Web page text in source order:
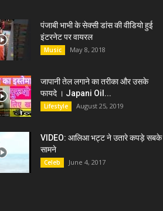
पंजाबी भाभी के सेक्सी डांस की वीडियो हुई
इंटरनेट पर वायरल
Music May 8, 2018
जापानी तेल लगाने का तरीका और उसके
फायदे । Japani Oil...
Lifestyle August 25, 2019
VIDEO: आलिआ भट्ट ने उतारे कपड़े सबके
सामने
Celeb June 4, 2017